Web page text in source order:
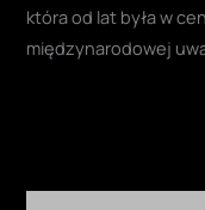
która od lat była w
międzynarodowej